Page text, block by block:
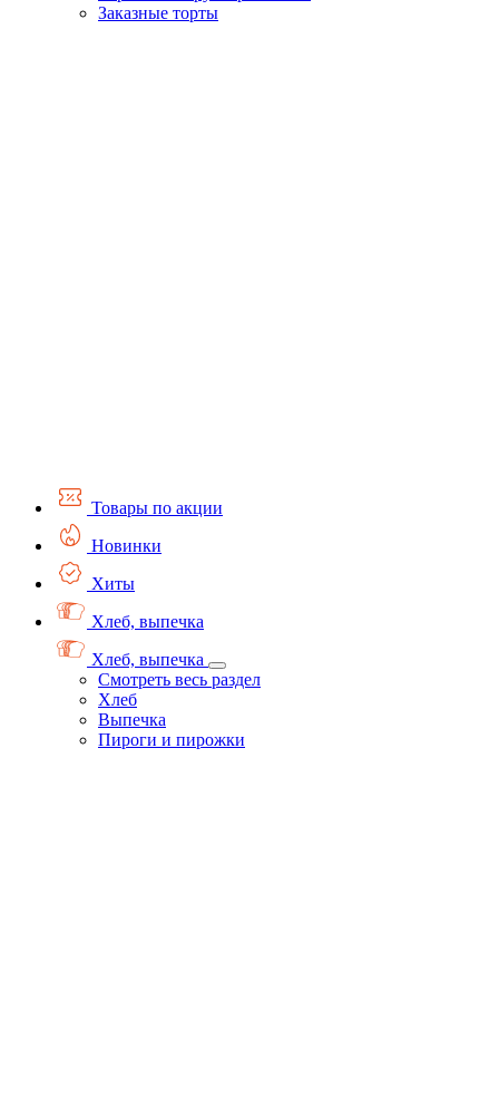
Заказные торты
Товары по акции
Новинки
Хиты
Хлеб, выпечка
Хлеб, выпечка
Смотреть весь раздел
Хлеб
Выпечка
Пироги и пирожки